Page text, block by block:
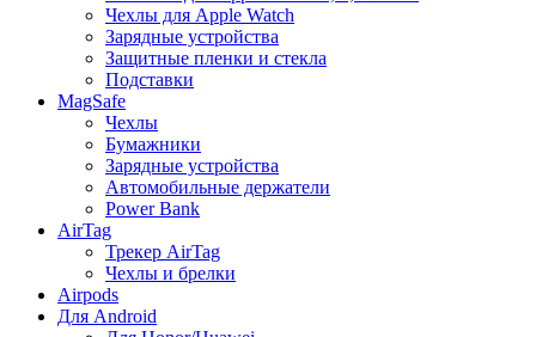
Чехлы для Apple Watch
Зарядные устройства
Защитные пленки и стекла
Подставки
MagSafe
Чехлы
Бумажники
Зарядные устройства
Автомобильные держатели
Power Bank
AirTag
Трекер AirTag
Чехлы и брелки
Airpods
Для Android